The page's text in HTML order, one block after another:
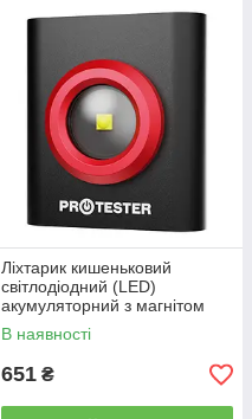
Ліхтарик кишеньковий
світлодіодний (LED)
акумуляторний з магнітом
(GERMANY) PROTESTER PL-
1001
В наявності
651 ₴